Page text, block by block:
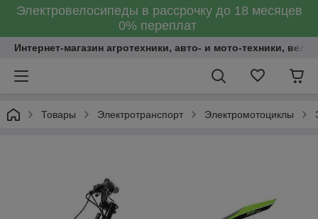
Электровелосипеды в рассрочку до 18 месяцев
0% переплат
Интернет-магазин агротехники, авто- и мото-техники,
Товары Электротранспорт Электромотоциклы